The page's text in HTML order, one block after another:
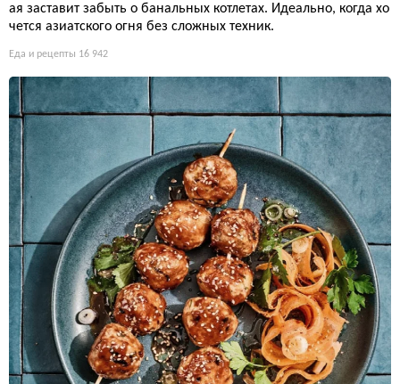
ая заставит забыть о банальных котлетах. Идеально, когда хо
чется азиатского огня без сложных техник.
Еда и рецепты 16 942